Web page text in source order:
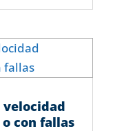
velocidad
con fallas